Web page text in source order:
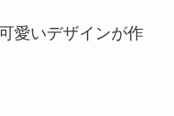
愛いデザインが作